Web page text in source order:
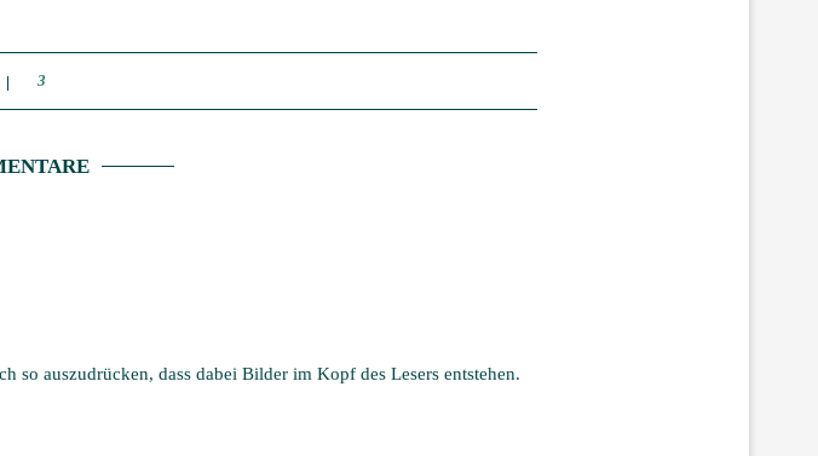
3
auszudrücken, dass dabei Bilder im Kopf des Lesers entstehen.